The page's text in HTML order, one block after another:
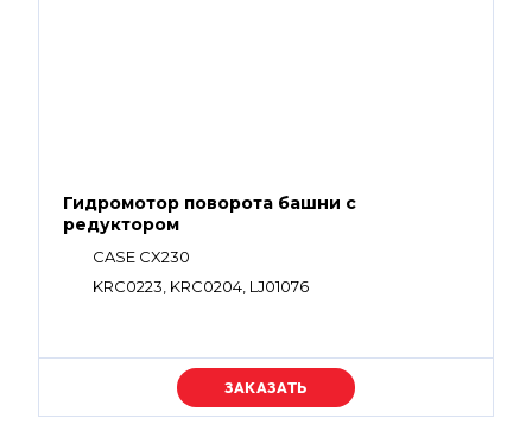
Гидромотор поворота башни с
редуктором
CASE CX230
KRC0223, KRC0204, LJ01076
Уточняйте цену